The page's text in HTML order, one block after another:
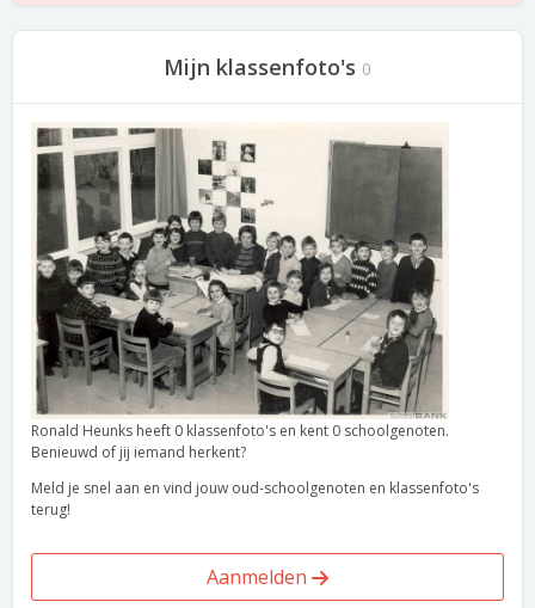
Mijn klassenfoto's 0
Ronald Heunks heeft 0 klassenfoto's en kent 0 schoolgenoten.
Benieuwd of jij iemand herkent?
Meld je snel aan en vind jouw oud-schoolgenoten en klassenfoto's
terug!
Aanmelden